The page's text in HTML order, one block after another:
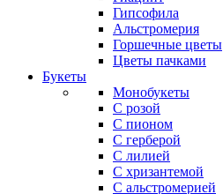
Гипсофила
Альстромерия
Горшечные цветы
Цветы пачками
Букеты
Монобукеты
С розой
С пионом
С герберой
С лилией
С хризантемой
С альстромерией